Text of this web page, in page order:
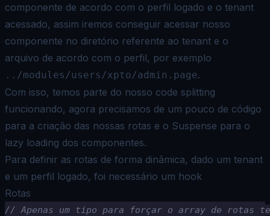
componente de acordo com o perfil logado e o tenant
acessado, assim iremos conseguir acessar nosso
componente no diretório referente ao tenant e o
arquivo de acordo com o perfil, por exemplo
../modules/users/xpto/admin.page.
Com isso, temos parte do nosso code splitting
funcionando, agora precisamos de um pouco de código
para a criação das nossas rotas e o Suspense para o
lazy loading dos componentes.
Para definir as rotas de forma dinâmica, dado um tenant
e um perfil logado, foi necessário um hook
Rotas
// Apenas um tipo para forçar o array de rotas